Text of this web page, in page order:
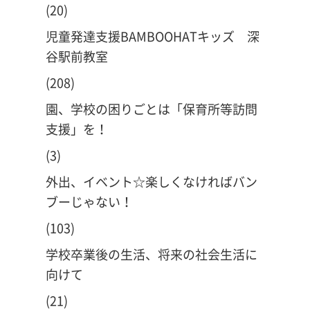
(20)
児童発達支援BAMBOOHATキッズ 深
谷駅前教室
(208)
園、学校の困りごとは「保育所等訪問
支援」を！
(3)
外出、イベント☆楽しくなければバン
ブーじゃない！
(103)
学校卒業後の生活、将来の社会生活に
向けて
(21)